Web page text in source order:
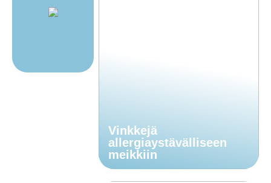
Vinkkejä
allergiaystävälliseen
meikkiin